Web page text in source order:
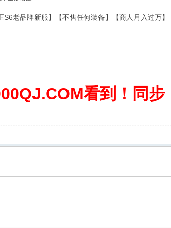
老品牌新服】【不售任何装备】【商人月入过万】
看到！同